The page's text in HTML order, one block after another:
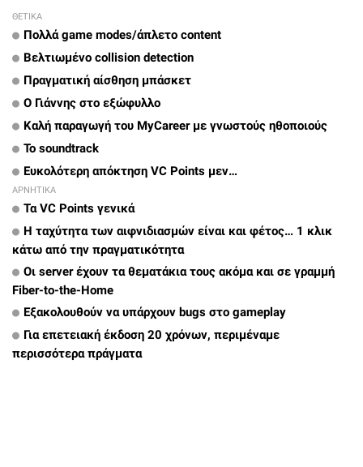
ΘΕΤΙΚΑ
Πολλά game modes/άπλετο content
Βελτιωμένο collision detection
Πραγματική αίσθηση μπάσκετ
Ο Γιάννης στο εξώφυλλο
Καλή παραγωγή του MyCareer με γνωστούς ηθοποιούς
Το soundtrack
Ευκολότερη απόκτηση VC Points μεν…
ΑΡΝΗΤΙΚΑ
Τα VC Points γενικά
Η ταχύτητα των αιφνιδιασμών είναι και φέτος… 1 κλικ
κάτω από την πραγματικότητα
Οι server έχουν τα θεματάκια τους ακόμα και σε γραμμή
Fiber-to-the-Home
Εξακολουθούν να υπάρχουν bugs στο gameplay
Για επετειακή έκδοση 20 χρόνων, περιμέναμε
περισσότερα πράγματα